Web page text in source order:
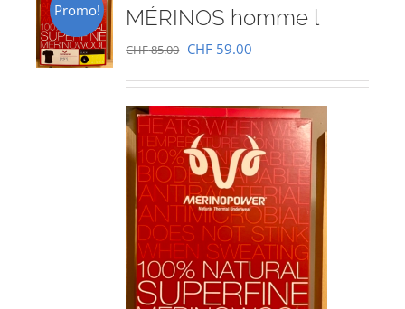
Promo!
MÉRINOS homme l
CHF85.00 Le
initial
était :
CHF 85.00.
CHF 59.00
actuel
est :
CHF 59.00.